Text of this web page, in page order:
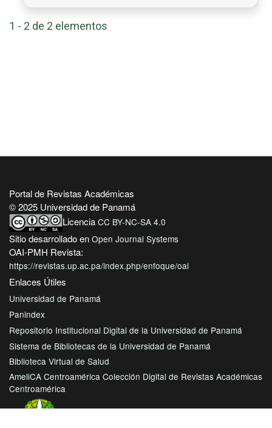
1 - 2 de 2 elementos
Portal de Revistas Académicas
© 2025 Universidad de Panamá
Licencia CC BY-NC-SA 4.0
Sitio desarrollado en Open Journal Systems
OAI-PMH Revista:
https://revistas.up.ac.pa/index.php/enfoque/oai
Enlaces Útiles
Universidad de Panamá
Panindex
Repositorio Institucional Digital de la Universidad de Panamá
Sistema de Bibliotecas de la Universidad de Panamá
Biblioteca Virtual de Salud
AmeliCA Centroamérica Colección Digital de Revistas Académicas
Centroamérica